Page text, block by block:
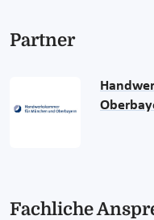
Partner
Fachliche